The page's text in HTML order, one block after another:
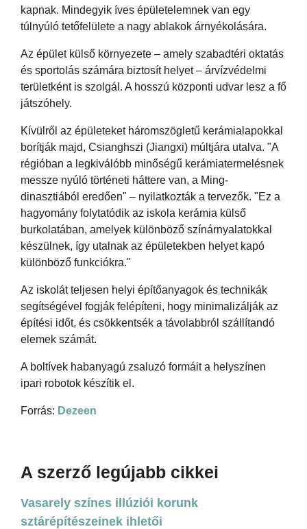
kapnak. Mindegyik íves épületelemnek van egy
túlnyúló tetőfelülete a nagy ablakok árnyékolására.
Az épület külső környezete – amely szabadtéri oktatás
és sportolás számára biztosít helyet – árvízvédelmi
területként is szolgál. A hosszú központi udvar lesz a fő
játszóhely.
Kívülről az épületeket háromszögletű kerámialapokkal
borítják majd, Csianghszi (Jiangxi) múltjára utalva. "A
régióban a legkiválóbb minőségű kerámiatermelésnek
messze nyúló történeti háttere van, a Ming-
dinasztiából eredően" – nyilatkozták a tervezők. "Ez a
hagyomány folytatódik az iskola kerámia külső
burkolatában, amelyek különböző színárnyalatokkal
készülnek, így utalnak az épületekben helyet kapó
különböző funkciókra."
Az iskolát teljesen helyi építőanyagok és technikák
segítségével fogják felépíteni, hogy minimalizálják az
építési időt, és csökkentsék a távolabbról szállítandó
elemek számát.
A boltívek habanyagú zsaluzó formáit a helyszínen
ipari robotok készítik el.
Forrás: Dezeen
A szerző legújabb cikkei
Vasarely színes illúziói korunk
sztárépítészeinek ihletői